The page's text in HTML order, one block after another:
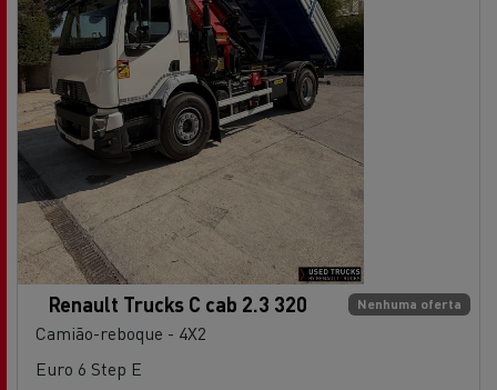
Nenhuma oferta
Renault Trucks C cab 2.3 320
Camião-reboque - 4X2
Euro 6 Step E